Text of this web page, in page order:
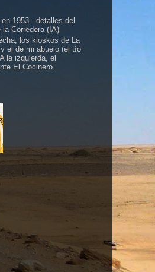
1953 - detalles del
la Corredera (IA)
los kioskos de La
el de mi abuelo (el tío
la izquierda, el
El Cocinero.